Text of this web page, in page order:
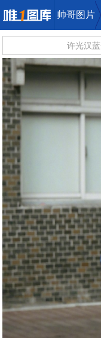
唯一图库
帅哥图片
许光汉